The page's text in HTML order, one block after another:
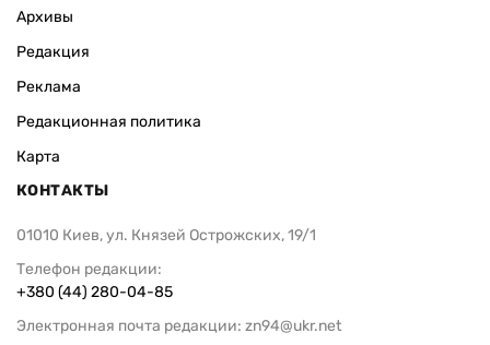
Архивы
Редакция
Реклама
Редакционная политика
Карта
КОНТАКТЫ
01010 Киев, ул. Князей Острожских, 19/1
Телефон редакции:
+380 (44) 280-04-85
Электронная почта редакции: zn94@ukr.net